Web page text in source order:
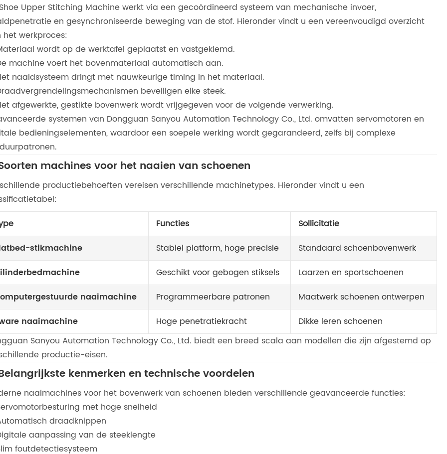
Upper Stitching Machine werkt via een gecoördineerd systeem van mechanische invoer,
en gesynchroniseerde beweging van de stof. Hieronder vindt u een vereenvoudigd overzicht
het werkproces:
wordt op de werktafel geplaatst en vastgeklemd.
machine voert het bovenmateriaal automatisch aan.
naaldsysteem dringt met nauwkeurige timing in het materiaal.
beveiligen elke steek.
afgewerkte, gestikte bovenwerk wordt vrijgegeven voor de volgende verwerking.
systemen van Dongguan Sanyou Automation Technology Co., Ltd. omvatten servomotoren en
bedieningselementen, waardoor een soepele werking wordt gegarandeerd, zelfs bij complexe
machines voor het naaien van schoenen
productiebehoeften vereisen verschillende machinetypes. Hieronder vindt u een
Functies
Sollicitatie
stikmachine
Stabiel platform, hoge precisie
Standaard schoenbovenwerk
Geschikt voor gebogen stiksels
Laarzen en sportschoenen
naaimachine
Programmeerbare patronen
Maatwerk schoenen ontwerpen
naaimachine
Hoge penetratiekracht
Dikke leren schoenen
Sanyou Automation Technology Co., Ltd. biedt een breed scala aan modellen die zijn afgestemd op
productie-eisen.
kenmerken en technische voordelen
naaimachines voor het bovenwerk van schoenen bieden verschillende geavanceerde functies:
met hoge snelheid
draadknippen
aanpassing van de steeklengte
foutdetectiesysteem